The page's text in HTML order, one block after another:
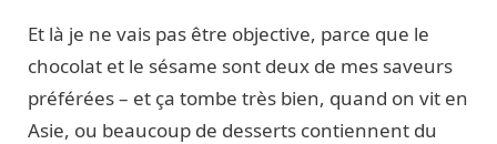
Et là je ne vais pas être objective, parce que le
chocolat et le sésame sont deux de mes saveurs
préférées – et ça tombe très bien, quand on vit en
Asie, ou beaucoup de desserts contiennent du